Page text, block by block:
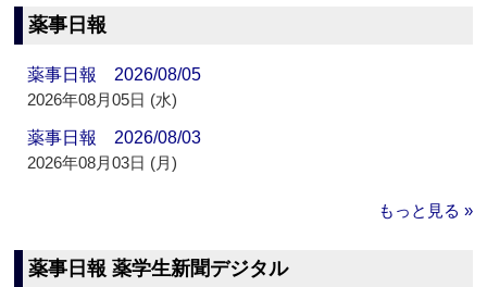
薬事日報
薬事日報 2026/08/05
2026年08月05日 (水)
薬事日報 2026/08/03
2026年08月03日 (月)
もっと見る »
薬事日報 薬学生新聞デジタル